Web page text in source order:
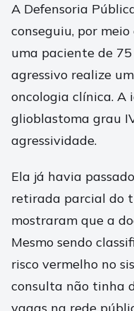
A Defensoria
conseguiu, por
uma paciente de
agressivo realize
oncologia clínica. A
glioblastoma grau
agressividade.
Ela já havia
retirada parcial do
mostraram que a
Mesmo sendo
risco vermelho no
consulta não tinha